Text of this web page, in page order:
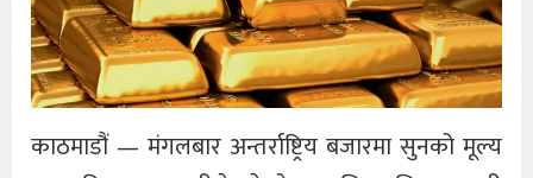
काठमाडौं — मंगलबार अन्तर्राष्ट्रिय बजारमा सुनको मूल्य